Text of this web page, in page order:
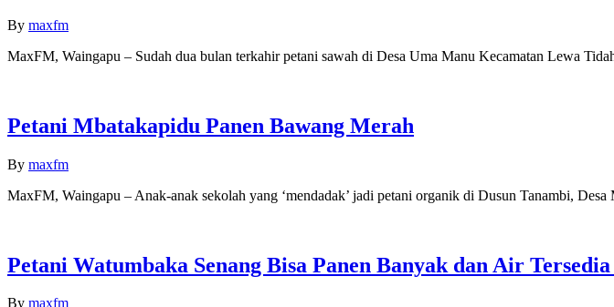
By maxfm
MaxFM, Waingapu – Sudah dua bulan terkahir petani sawah di Desa Uma Manu Kecamatan Lewa
Petani Mbatakapidu Panen Bawang Merah
By maxfm
MaxFM, Waingapu – Anak-anak sekolah yang ‘mendadak’ jadi petani organik di Dusun Tanambi,
Petani Watumbaka Senang Bisa Panen Banyak dan Air
By maxfm